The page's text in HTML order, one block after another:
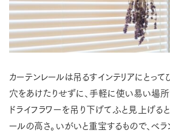
カーテンレールは吊るすインテリアにとって
穴をあけたりせずに、手軽に使い易い場所
ドライフラワーを吊り下げてふと見上げる
ールの高さ。いがいと重宝するもので、ベ